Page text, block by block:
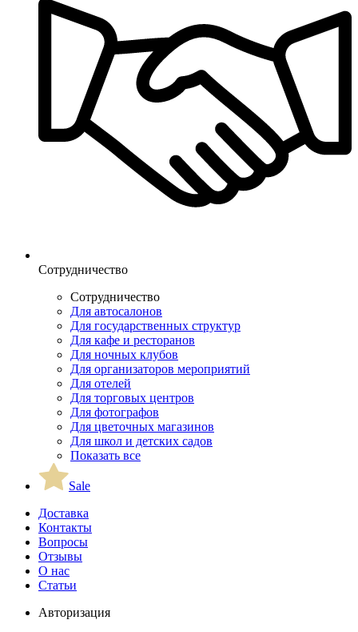
Сотрудничество
Сотрудничество
Для автосалонов
Для государственных структур
Для кафе и ресторанов
Для ночных клубов
Для организаторов мероприятий
Для отелей
Для торговых центров
Для фотографов
Для цветочных магазинов
Для школ и детских садов
Показать все
Sale
Доставка
Контакты
Вопросы
Отзывы
О нас
Статьи
Авторизация